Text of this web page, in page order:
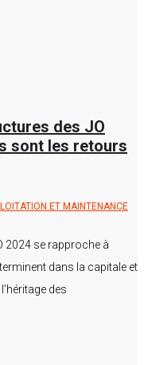
des JO
sont les retours
ET MAINTENANCE
2024 se rapproche à
dans la capitale et
des